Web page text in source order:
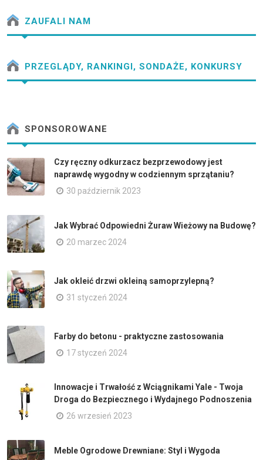
ZAUFALI NAM
PRZEGLĄDY, RANKINGI, SONDAŻE, KONKURSY
SPONSOROWANE
Czy ręczny odkurzacz bezprzewodowy jest
naprawdę wygodny w codziennym sprzątaniu?
30 październik 2023
Jak Wybrać Odpowiedni Żuraw Wieżowy na Budowę?
20 marzec 2024
Jak okleić drzwi okleiną samoprzylepną?
31 styczeń 2024
Farby do betonu - praktyczne zastosowania
17 styczeń 2024
Innowacje i Trwałość z Wciągnikami Yale - Twoja
Droga do Bezpiecznego i Wydajnego Podnoszenia
26 wrzesień 2023
Meble Ogrodowe Drewniane: Styl i Wygoda